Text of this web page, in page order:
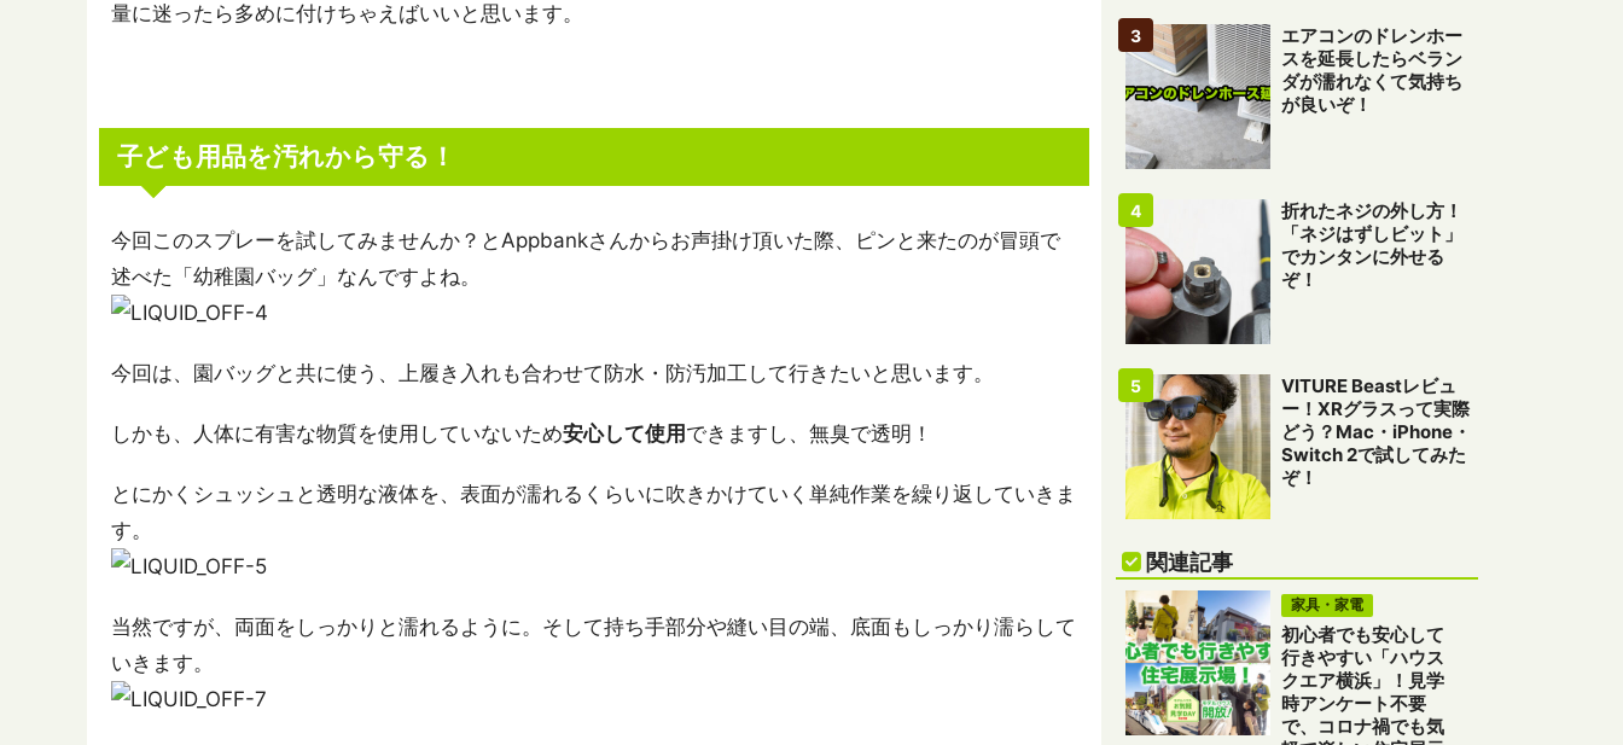
量に迷ったら多めに付けちゃえばいいと思います。
子ども用品を汚れから守る！
今回このスプレーを試してみませんか？とAppbankさんからお声掛け頂いた際、ピンと来たのが冒頭で
述べた「幼稚園バッグ」なんですよね。
今回は、園バッグと共に使う、上履き入れも合わせて防水・防汚加工して行きたいと思います。
しかも、人体に有害な物質を使用していないため安心して使用 できますし、無臭で透明！
とにかくシュッシュと透明な液体を、表面が濡れるくらいに吹きかけていく単純作業を繰り返していきま
す。
当然ですが、両面をしっかりと濡れるように。そして持ち手部分や縫い目の端、底面もしっかり濡らして
いきます。
エアコンのドレンホー
スを延長したらベラン
ダが濡れなくて気持ち
が良いぞ！
折れたネジの外し方！
「ネジはずしビット」
でカンタンに外せる
ぞ！
VITURE Beastレビュ
ー！XRグラスって実際
どう？Mac・iPhone・
Switch 2で試してみた
ぞ！
関連記事
家具・家電
初心者でも安心して
行きやすい「ハウス
クエア横浜」！見学
時アンケート不要
で、コロナ禍でも気